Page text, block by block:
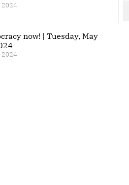
2024
now! | Tuesday, May
2024